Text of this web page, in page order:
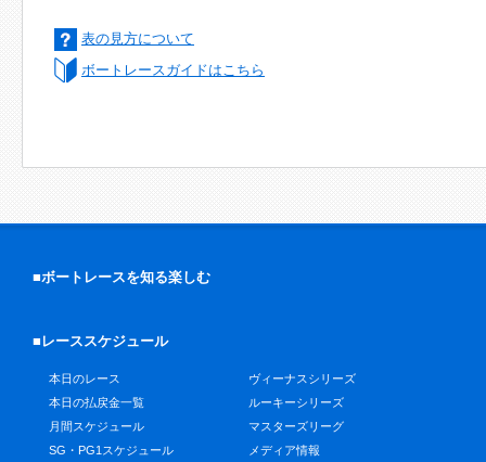
表の見方について
ボートレースガイドはこちら
■ボートレースを知る楽しむ
■レーススケジュール
本日のレース
本日の払戻金一覧
月間スケジュール
SG・PG1スケジュール
ヴィーナスシリーズ
ルーキーシリーズ
マスターズリーグ
メディア情報